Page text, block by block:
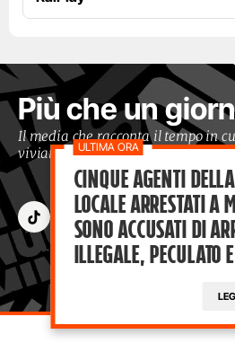
Più che un
Il media che racconta il tempo in
viviamo con occhi moderni
Cinque agenti
locale arrestati a
sono accusati di
illegale, peculato